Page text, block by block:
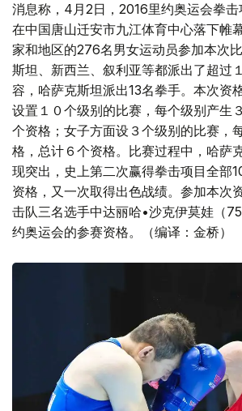
消息称，4月2日，2016里约奥运会拳
在中国唐山迁安市九江体育中心落下帷
家和地区的276名男女运动员参加本次
斯坦、新西兰、叙利亚等都派出了超过
容，哈萨克斯坦派出13名拳手。本次资
设置１０个级别的比赛，每个级别产生
个资格；女子方面设３个级别的比赛，
格，总计６个资格。比赛过程中，哈萨
现突出，史上第二次赢得拳击项目全部
资格，又一次取得出色战绩。参加本次
击队三名选手中达丽哈•沙克伊莫娃（
约奥运会的参赛资格。（编译：金桥）